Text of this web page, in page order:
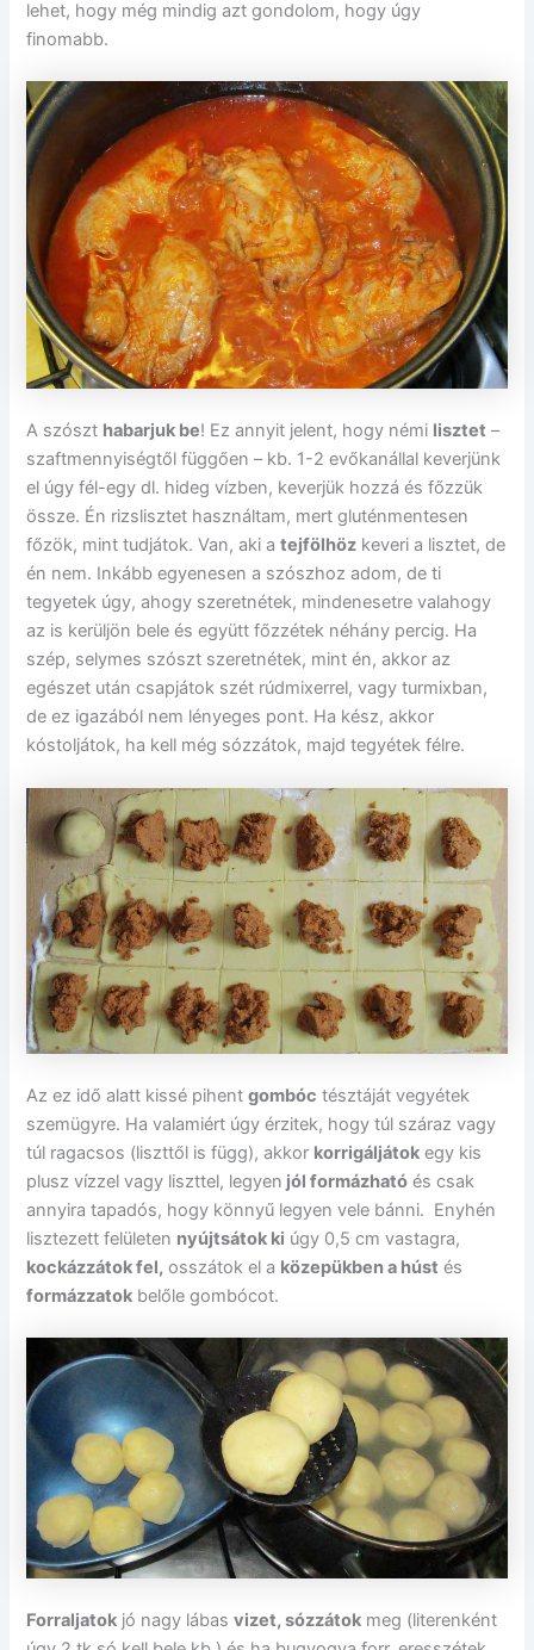
lehet, hogy még mindig azt gondolom, hogy úgy
finomabb.
A szószt habarjuk be! Ez annyit jelent, hogy némi lisztet –
szaftmennyiségtől függően – kb. 1-2 evőkanállal keverjünk
el úgy fél-egy dl. hideg vízben, keverjük hozzá és főzzük
össze. Én rizslisztet használtam, mert gluténmentesen
főzök, mint tudjátok. Van, aki atejfölhöz keveri a lisztet, de
én nem. Inkább egyenesen a szószhoz adom, de ti
tegyetek úgy, ahogy szeretnétek, mindenesetre valahogy
az is kerüljön bele és együtt főzzétek néhány percig. Ha
szép, selymes szószt szeretnétek, mint én, akkor az
egészet után csapjátok szét rúdmixerrel, vagy turmixban,
de ez igazából nem lényeges pont. Ha kész, akkor
kóstoljátok, ha kell még sózzátok, majd tegyétek félre.
Az ez idő alatt kissé pihentgombóc tésztáját vegyétek
szemügyre. Ha valamiért úgy érzitek, hogy túl száraz vagy
túl ragacsos (liszttől is függ), akkor korrigáljátok egy kis
plusz vízzel vagy liszttel, legyen jól formázható és csak
annyira tapadós, hogy könnyű legyen vele bánni. Enyhén
lisztezett felületen nyújtsátok ki úgy 0,5 cm vastagra,
kockázzátok fel, osszátok el a közepükben a húst és
formázzatok belőle gombócot.
Forraljatok jó nagy lábasvizet, sózzátok meg (literenként